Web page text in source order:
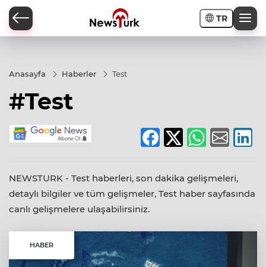
TR
Anasayfa Haberler Test
#Test
NEWSTURK - Test haberleri, son dakika gelişmeleri,
detaylı bilgiler ve tüm gelişmeler, Test haber sayfasında
canlı gelişmelere ulaşabilirsiniz.
HABER